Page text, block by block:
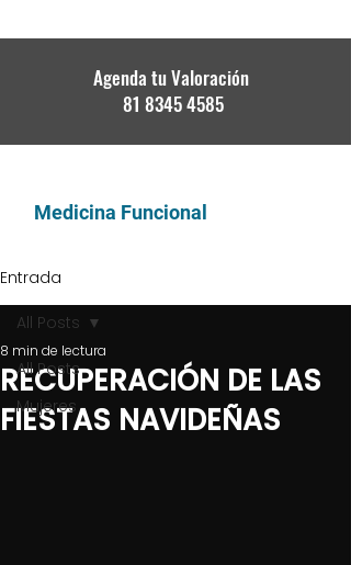
Agenda tu Valoración
81 8345 4585
Medicina Funcional
Entrada
All Posts
Mujeres
All Posts
RECUPERACIÓN DE LAS
FIESTAS NAVIDEÑAS
8 min de lectura